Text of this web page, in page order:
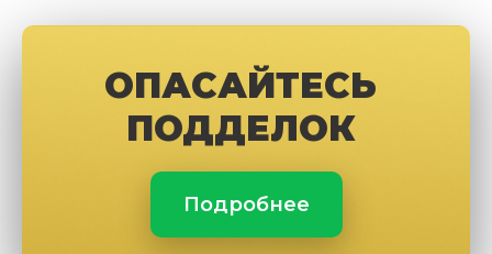
ОПАСАЙТЕСЬ
ПОДДЕЛОК
Подробнее